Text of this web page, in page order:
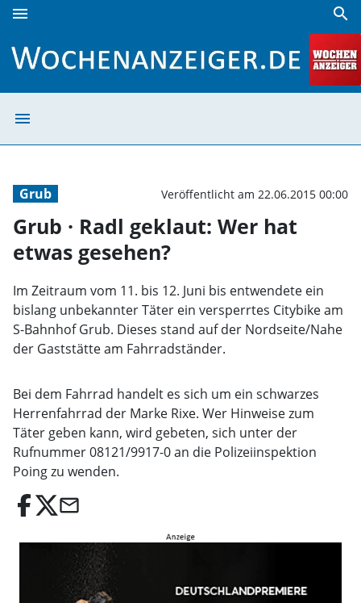
menu search
menu
Grub Veröffentlicht am 22.06.2015 00:00
Grub · Radl geklaut: Wer hat
etwas gesehen?
Im Zeitraum vom 11. bis 12. Juni bis entwendete ein
bislang unbekannter Täter ein versperrtes Citybike am
S-Bahnhof Grub. Dieses stand auf der Nordseite/Nahe
der Gaststätte am Fahrradständer.
Bei dem Fahrrad handelt es sich um ein schwarzes
Herrenfahrrad der Marke Rixe. Wer Hinweise zum
Täter geben kann, wird gebeten, sich unter der
Rufnummer 08121/9917-0 an die Polizeiinspektion
Poing zu wenden.
email